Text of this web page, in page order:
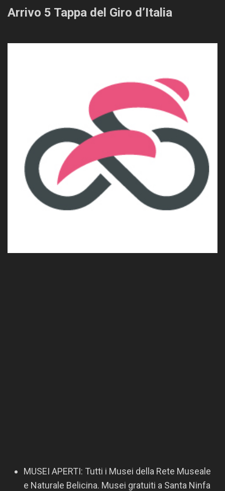
Arrivo 5 Tappa del Giro d’Italia
MUSEI APERTI: Tutti i Musei della Rete Museale
e Naturale Belicina. Musei gratuiti a Santa Ninfa